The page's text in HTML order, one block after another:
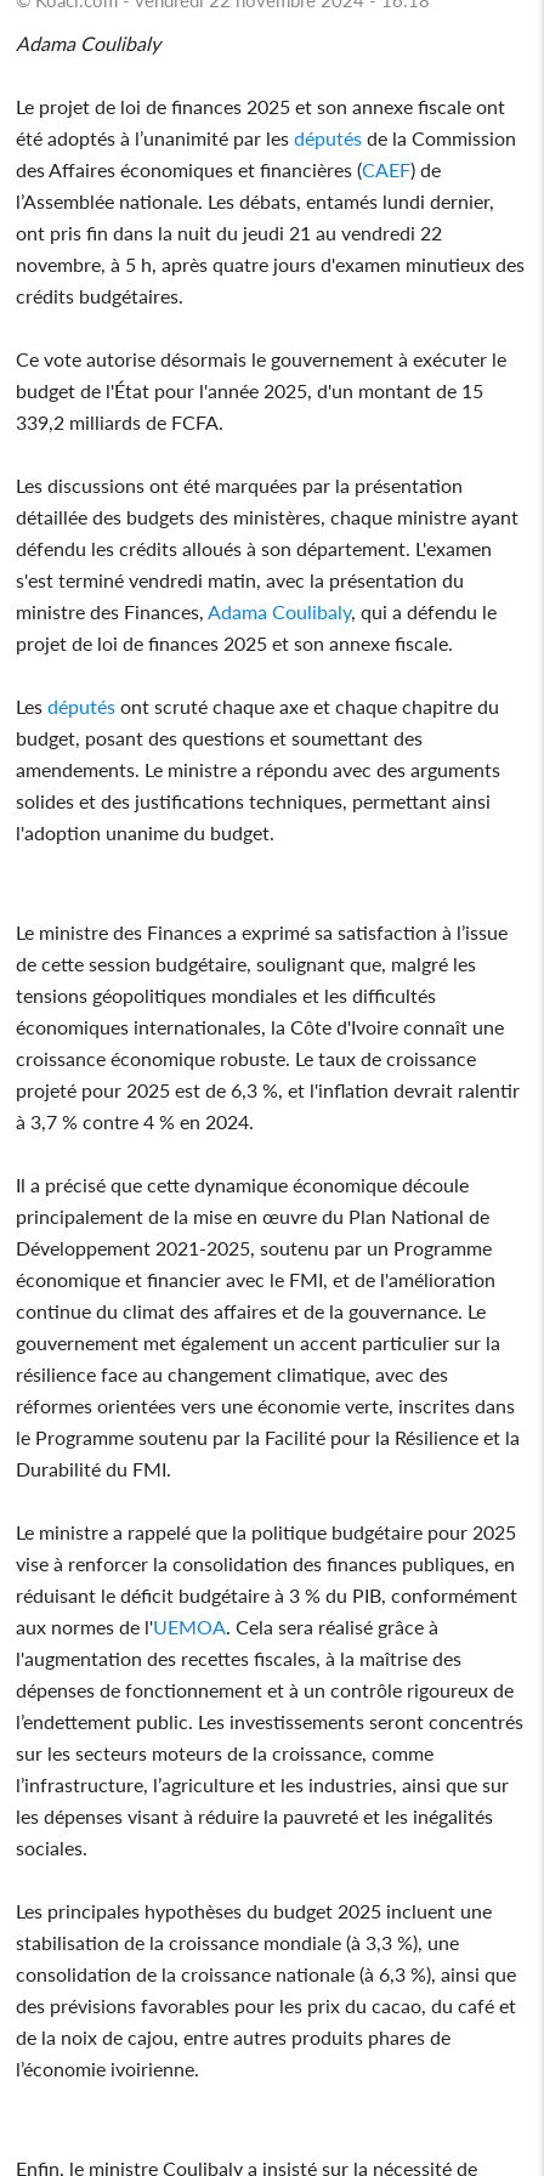
Adama Coulibaly
Le projet de loi de finances 2025 et son annexe fiscale ont
été adoptés à l’unanimité par lesdéputés de la Commission
des Affaires économiques et financières (CAEF) de
l’Assemblée nationale. Les débats, entamés lundi dernier,
ont pris fin dans la nuit du jeudi 21 au vendredi 22
novembre, à 5 h, après quatre jours d'examen minutieux des
crédits budgétaires.
Ce vote autorise désormais le gouvernement à exécuter le
budget de l'État pour l'année 2025, d'un montant de 15
339,2 milliards de FCFA.
Les discussions ont été marquées par la présentation
détaillée des budgets des ministères, chaque ministre ayant
défendu les crédits alloués à son département. L'examen
s'est terminé vendredi matin, avec la présentation du
ministre des Finances, Adama Coulibaly, qui a défendu le
projet de loi de finances 2025 et son annexe fiscale.
Lesdéputés ont scruté chaque axe et chaque chapitre du
budget, posant des questions et soumettant des
amendements. Le ministre a répondu avec des arguments
solides et des justifications techniques, permettant ainsi
l'adoption unanime du budget.
Le ministre des Finances a exprimé sa satisfaction à l’issue
de cette session budgétaire, soulignant que, malgré les
tensions géopolitiques mondiales et les difficultés
économiques internationales, la Côte d'Ivoire connaît une
croissance économique robuste. Le taux de croissance
projeté pour 2025 est de 6,3 %, et l'inflation devrait ralentir
à 3,7 % contre 4 % en 2024.
Il a précisé que cette dynamique économique découle
principalement de la mise en œuvre du Plan National de
Développement 2021-2025, soutenu par un Programme
économique et financier avec le FMI, et de l'amélioration
continue du climat des affaires et de la gouvernance. Le
gouvernement met également un accent particulier sur la
résilience face au changement climatique, avec des
réformes orientées vers une économie verte, inscrites dans
le Programme soutenu par la Facilité pour la Résilience et la
Durabilité du FMI.
Le ministre a rappelé que la politique budgétaire pour 2025
vise à renforcer la consolidation des finances publiques, en
réduisant le déficit budgétaire à 3 % du PIB, conformément
aux normes de l'UEMOA . Cela sera réalisé grâce à
l'augmentation des recettes fiscales, à la maîtrise des
dépenses de fonctionnement et à un contrôle rigoureux de
l’endettement public. Les investissements seront concentrés
sur les secteurs moteurs de la croissance, comme
l’infrastructure, l’agriculture et les industries, ainsi que sur
les dépenses visant à réduire la pauvreté et les inégalités
sociales.
Les principales hypothèses du budget 2025 incluent une
stabilisation de la croissance mondiale (à 3,3 %), une
consolidation de la croissance nationale (à 6,3 %), ainsi que
des prévisions favorables pour les prix du cacao, du café et
de la noix de cajou, entre autres produits phares de
l’économie ivoirienne.
Enfin, le ministre Coulibaly a insisté sur la nécessité de